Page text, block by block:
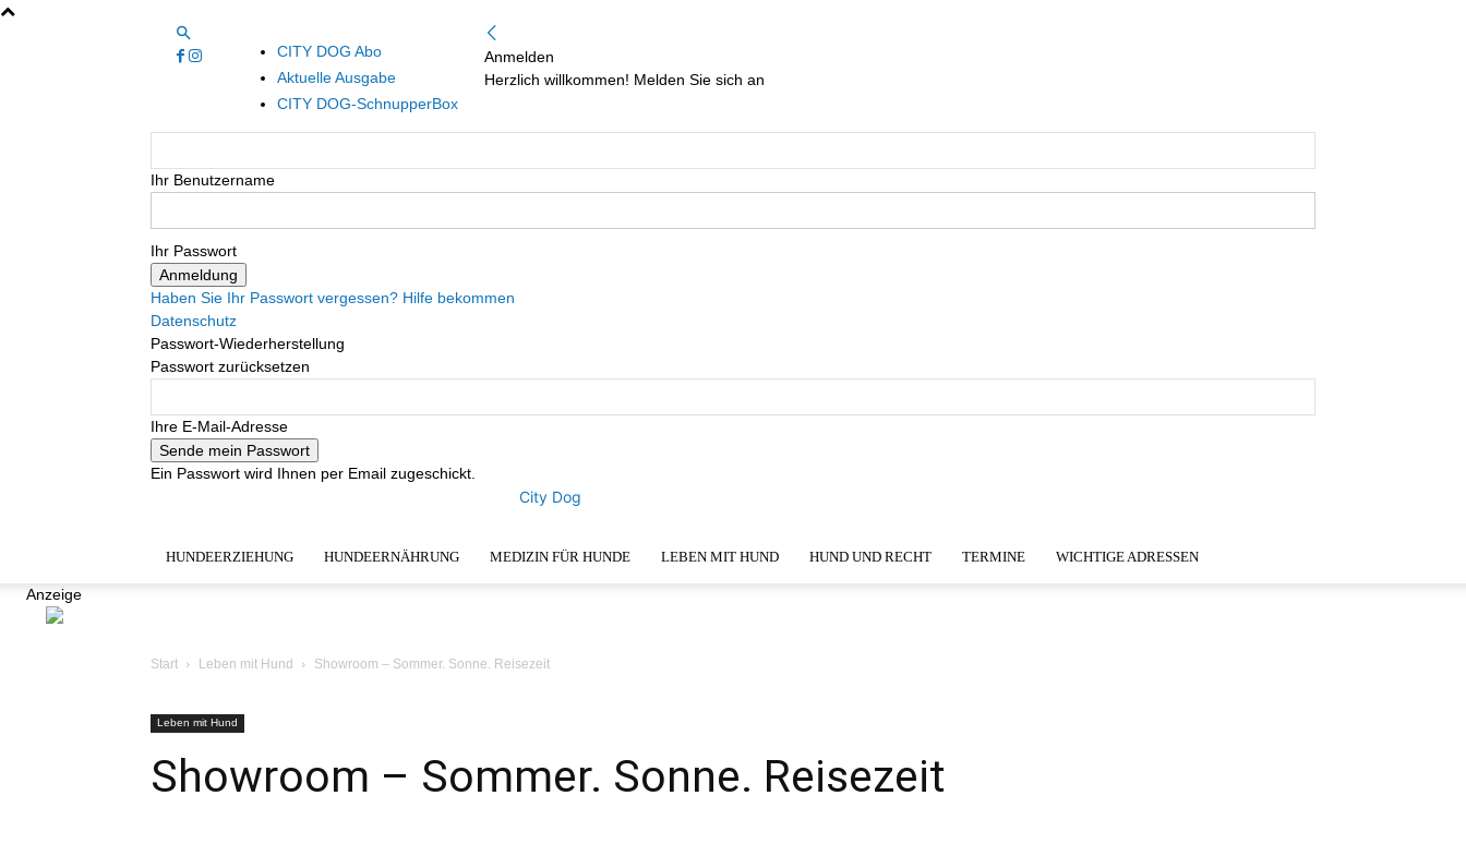
CITY DOG Abo
Aktuelle Ausgabe
CITY DOG-SchnupperBox
Anmelden
Herzlich willkommen! Melden Sie sich an
Ihr Benutzername
Ihr Passwort
Haben Sie Ihr Passwort vergessen? Hilfe bekommen
Datenschutz
Passwort-Wiederherstellung
Passwort zurücksetzen
Ihre E-Mail-Adresse
Ein Passwort wird Ihnen per Email zugeschickt.
City Dog
HUNDEERZIEHUNG HUNDEERNÄHRUNG MEDIZIN FÜR HUNDE LEBEN MIT HUND HUND UND RECHT TERMINE WICHTIGE ADRESSEN
Anzeige
Start Leben mit Hund Showroom – Sommer. Sonne. Reisezeit
Leben mit Hund
Showroom – Sommer. Sonne. Reisezeit